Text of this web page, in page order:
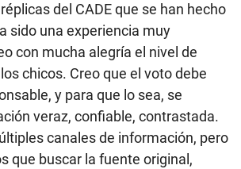
del CADE que se han hecho
sido una experiencia muy
con mucha alegría el nivel de
chicos. Creo que el voto debe
y para que lo sea, se
veraz, confiable, contrastada.
canales de información, pero
que buscar la fuente original,